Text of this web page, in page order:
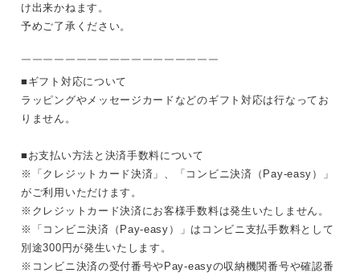
け出来かねます。
予めご了承ください。
￣￣￣￣￣￣￣￣￣￣￣￣￣￣￣￣￣￣
■ギフト対応について
ラッピングやメッセージカードなどのギフト対応は行なってお
りません。
■お支払い方法と決済手数料について
※「クレジットカード決済」、「コンビニ決済（Pay-easy）」
がご利用いただけます。
※クレジットカード決済にお客様手数料は発生いたしません。
※「コンビニ決済（Pay-easy）」はコンビニ支払手数料として
別途300円が発生いたします。
※コンビニ決済の受付番号やPay-easyの収納機関番号や確認番